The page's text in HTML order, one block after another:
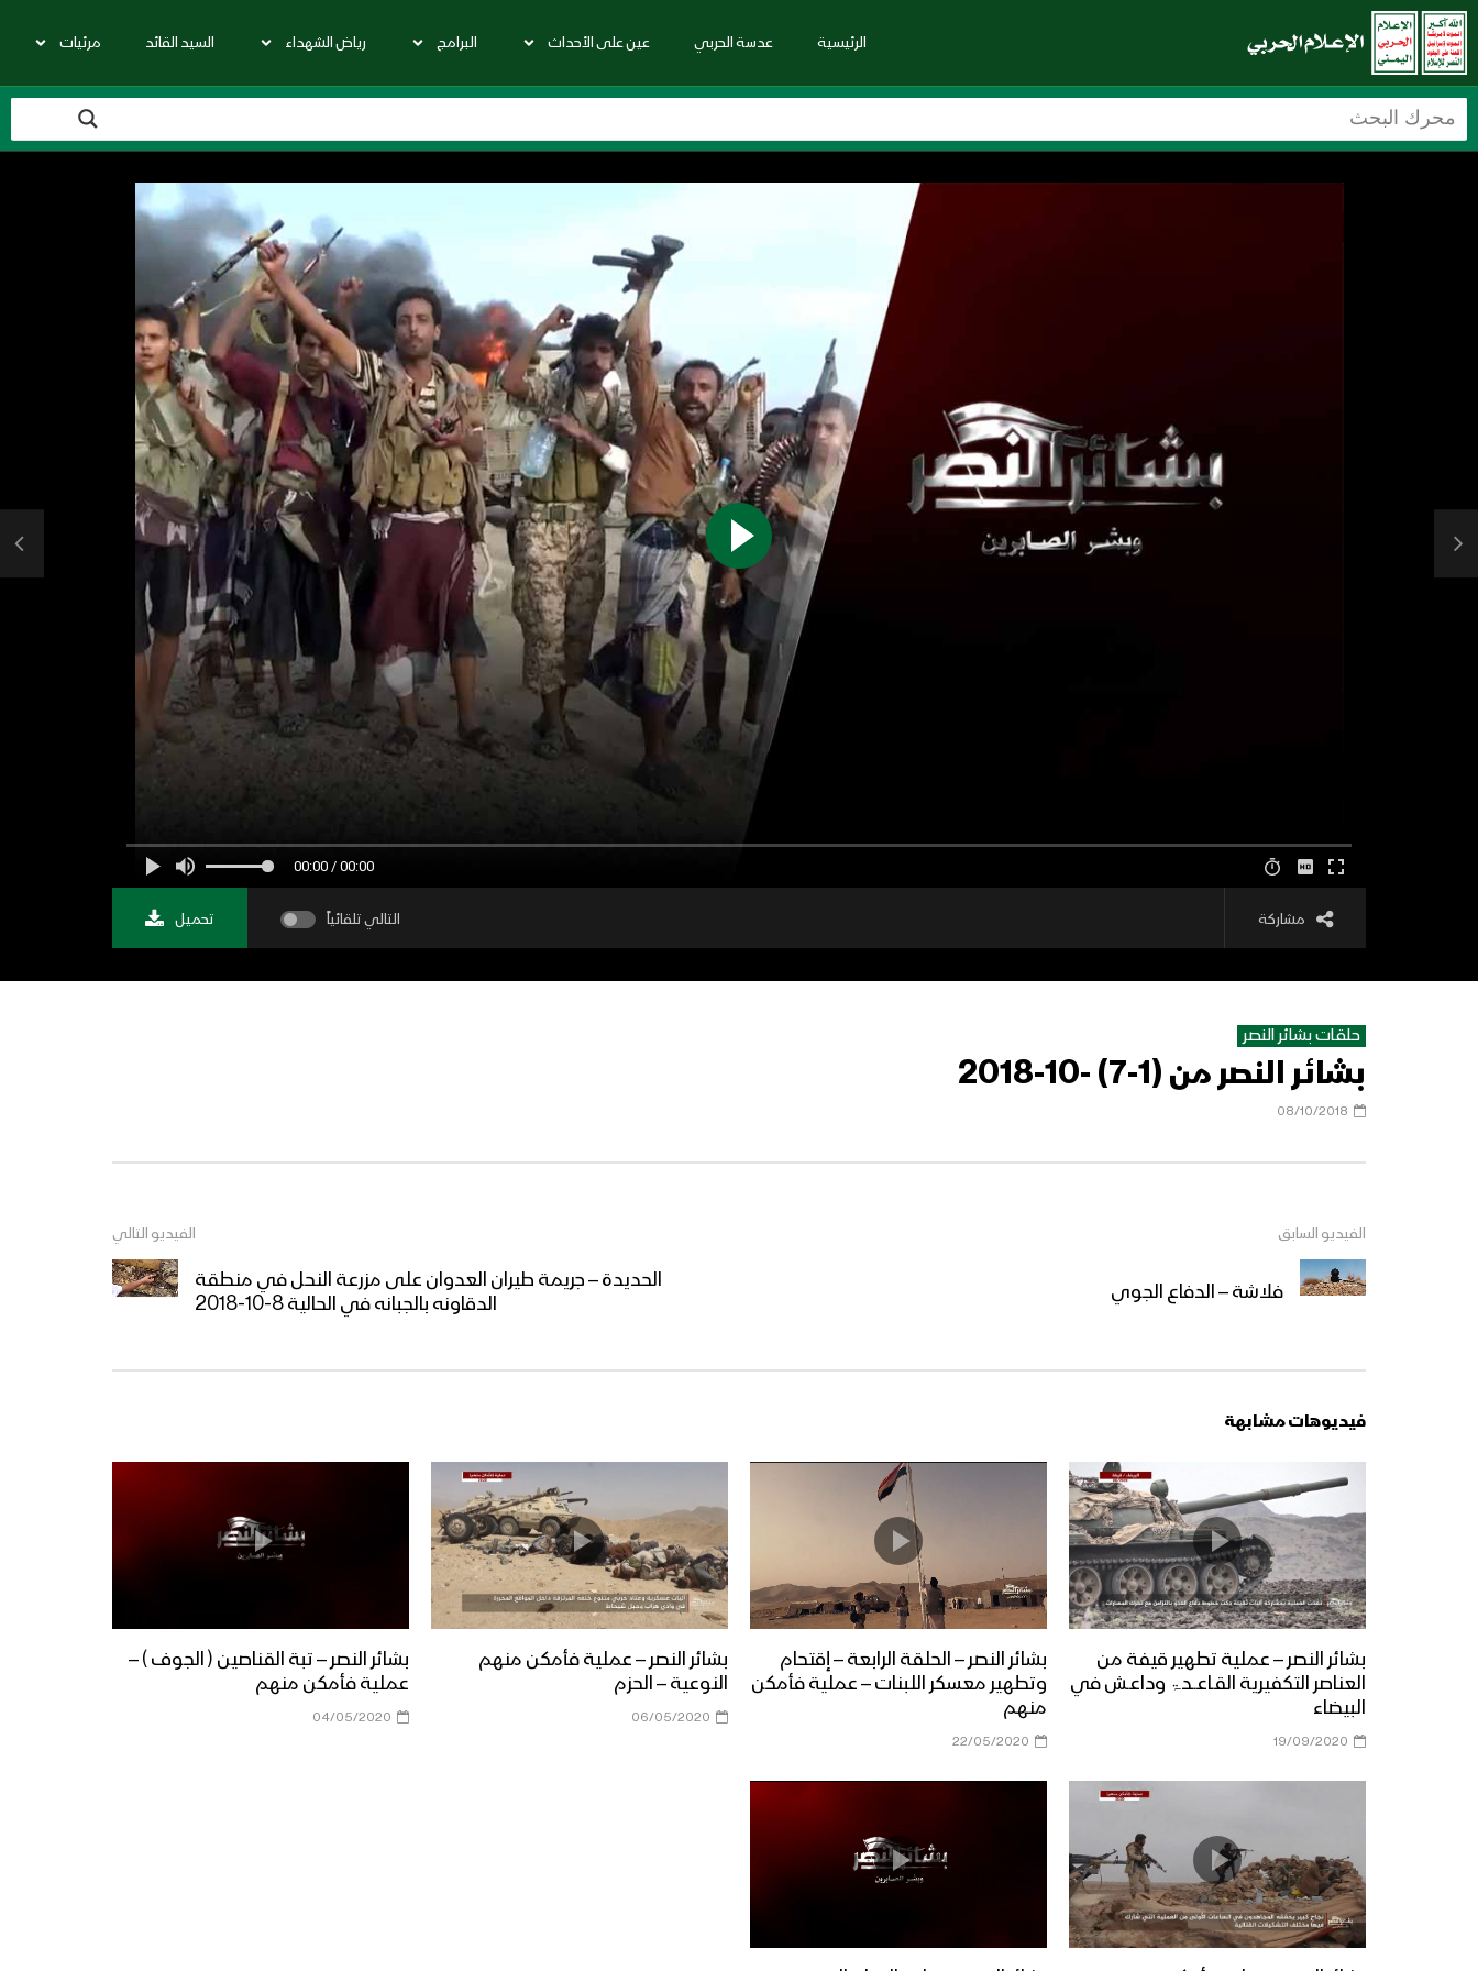
الرئيسية عدسة الحربي عين على الأحداث البرامج رياض الشهداء السيد القائد مرئيات
00:00 / 00:00
مشاركة التالي تلقائياً تحميل
حلقات بشائر النصر
بشائر النصر من (1-7) -10-2018
08/10/2018
الفيديو السابق
فلاشة – الدفاع الجوي
الفيديو التالي
الحديدة – جريمة طيران العدوان على مزرعة النحل في منطقة
الدقاونه بالجبانه في الحالية 8-10-2018
فيديوهات مشابهة
بشائر النصر – عملية تطهير قيفة من
العناصر التكفيرية القـاعــدۃ وداعـش في
البيضاء
19/09/2020
بشائر النصر – الحلقة الرابعة – إقتحام
وتطهير معسكر اللبنات – عملية فأمكن
منهم
22/05/2020
بشائر النصر – عملية فأمكن منهم
النوعية – الحزم
06/05/2020
بشائر النصر – تبة القناصين ( الجوف ) –
عملية فأمكن منهم
04/05/2020